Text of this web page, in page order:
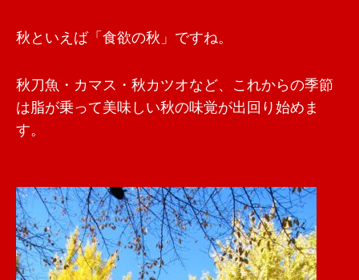
秋といえば「食欲の秋」ですね。
秋刀魚・カマス・秋カツオなど、これからの季節
は脂が乗って美味しい秋の味覚が出回り始めま
す。